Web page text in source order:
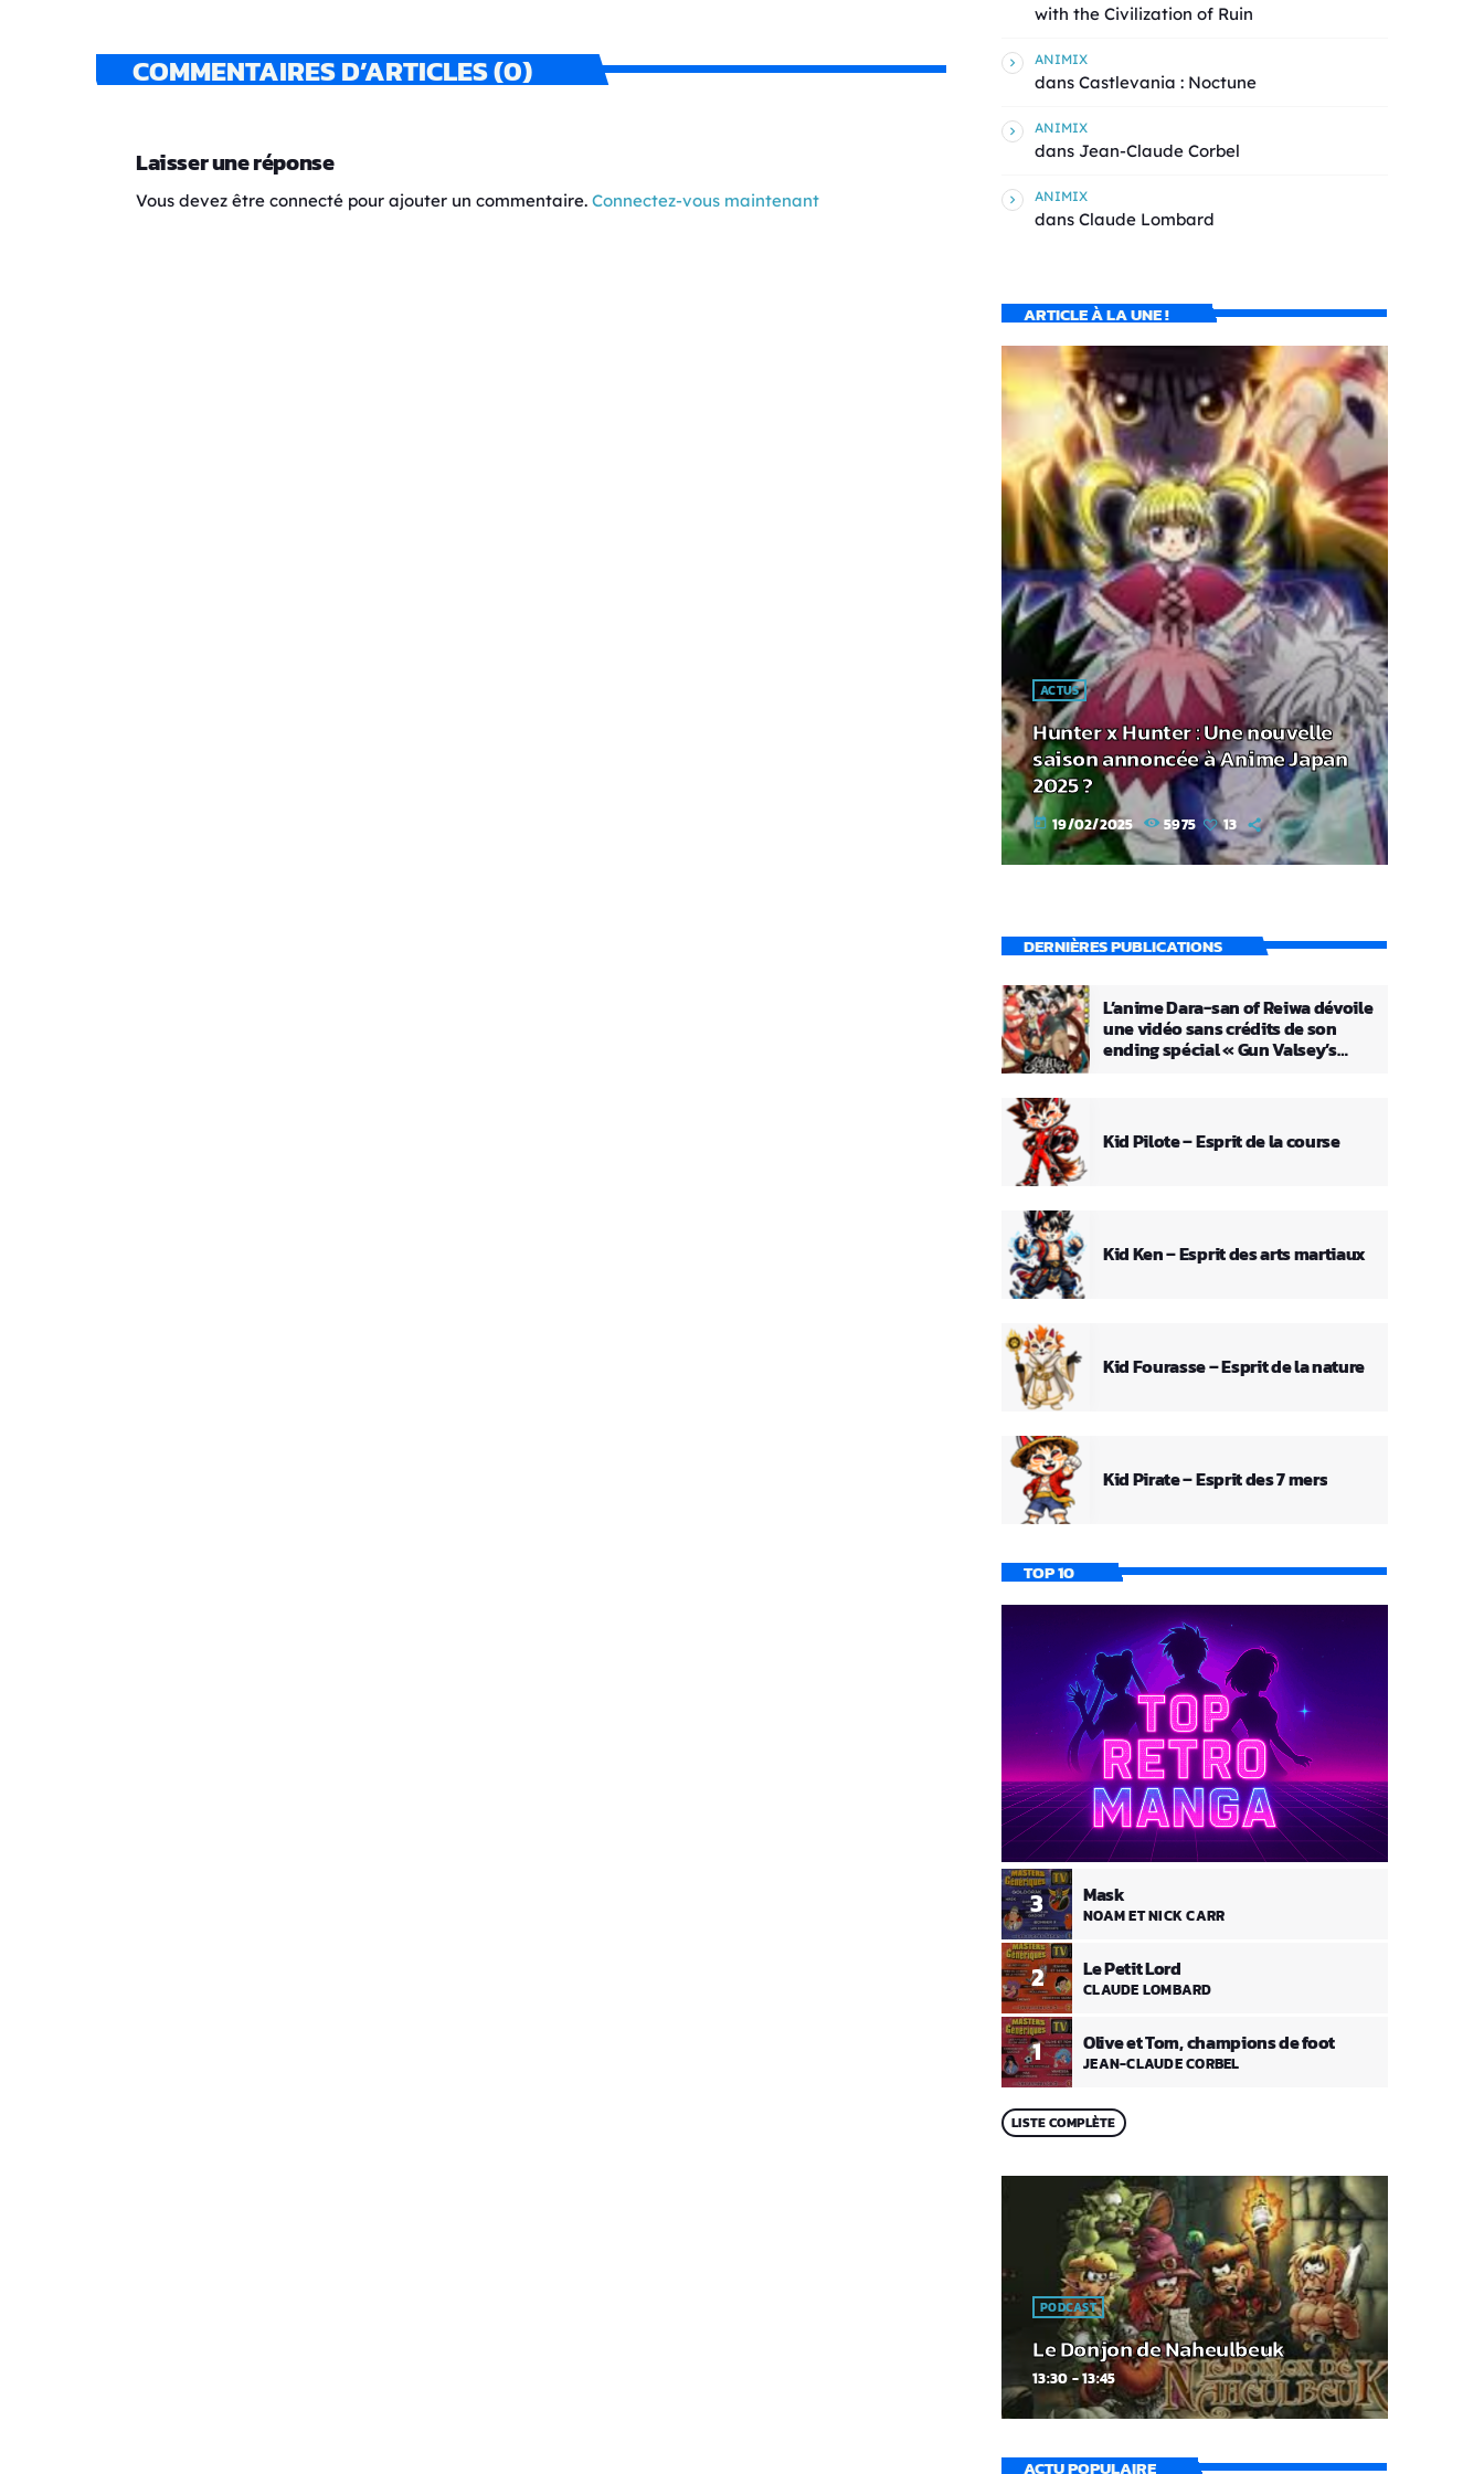
COMMENTAIRES D’ARTICLES (0)
Laisser une réponse
Vous devez être connecté pour ajouter un commentaire. Connectez-vous maintenant
with the Civilization of Ruin
ANIMIX
dans Castlevania : Noctune
ANIMIX
dans Jean-Claude Corbel
ANIMIX
dans Claude Lombard
ARTICLE À LA UNE !
ACTUS
Hunter x Hunter : Une nouvelle
saison annoncée à Anime Japan
2025 ?
today 19/02/2025 5975 13
DERNIÈRES PUBLICATIONS
L’anime Dara-san of Reiwa dévoile
une vidéo sans crédits de son
ending spécial « Gun Valsey’s
Kid Pilote – Esprit de la course
Kid Ken – Esprit des arts martiaux
Kid Fourasse – Esprit de la nature
Kid Pirate – Esprit des 7 mers
TOP 10
1 Olive et Tom, champions de foot
JEAN-CLAUDE CORBEL
2 Le Petit Lord
CLAUDE LOMBARD
3 Mask
NOAM ET NICK CARR
LISTE COMPLÈTE
PODCAST
Le Donjon de Naheulbeuk
13:30 - 13:45
ACTU POPULAIRE